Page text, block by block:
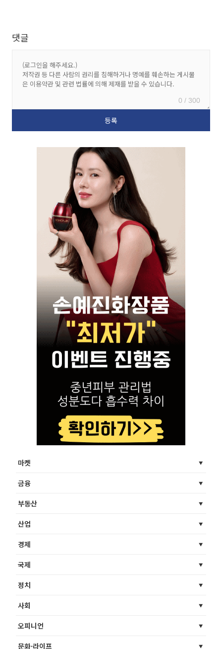
댓글
0 / 300
마켓
금융
부동산
산업
경제
국제
정치
사회
오피니언
문화·라이프